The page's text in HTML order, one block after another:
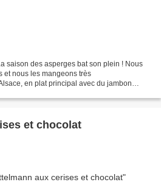
saison des asperges bat son plein ! Nous
et nous les mangeons très
en plat principal avec du jambon
et chocolat